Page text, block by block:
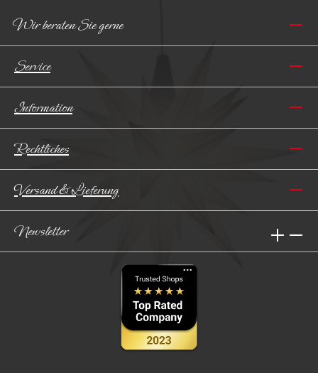
Wir beraten Sie gerne
Service
Information
Rechtliches
Versand & Lieferung
Newsletter